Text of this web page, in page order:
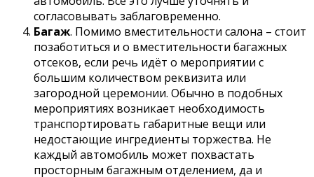
согласовывать заблаговременно.
Багаж. Помимо вместительности салона – стоит
позаботиться и о вместительности багажных
отсеков, если речь идёт о мероприятии с
большим количеством реквизита или
загородной церемонии. Обычно в подобных
мероприятиях возникает необходимость
транспортировать габаритные вещи или
недостающие ингредиенты торжества. Не
каждый автомобиль может похвастать
просторным багажным отделением, да и